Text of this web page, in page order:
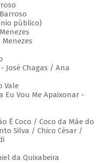
público)
José Chagas / Ana
Vale
Eu Vou Me Apaixonar -
É Coco / Coco da Mãe do
Silva / Chico César /
da Quixabeira